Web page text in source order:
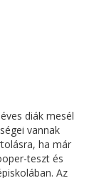
diák mesél
vannak
ha már
teszt és
Az